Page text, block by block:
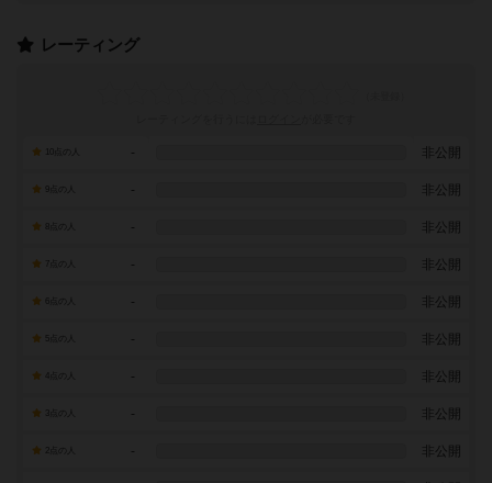
レーティング
- 非公開
- 非公開
- 非公開
7点の人 - 非公開
- 非公開
- 非公開
- 非公開
- 非公開
- 非公開